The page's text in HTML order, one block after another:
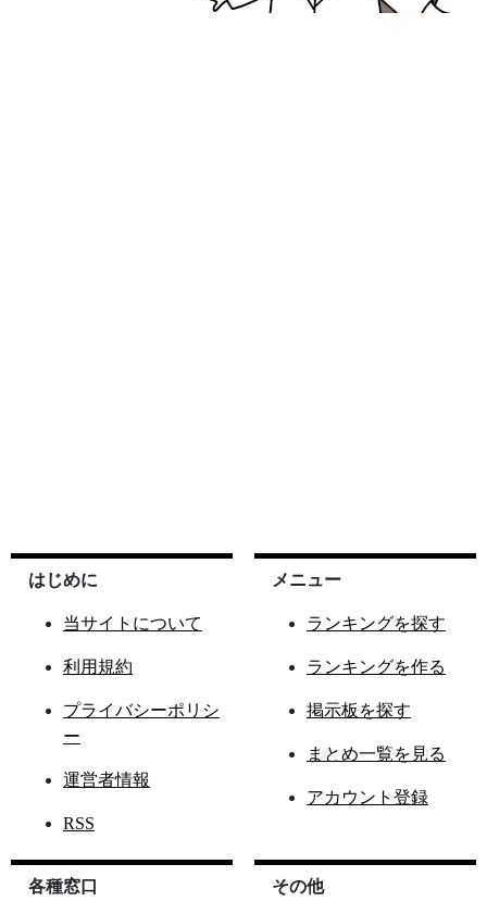
はじめに
当サイトについて
利用規約
プライバシーポリシ
ー
運営者情報
RSS
メニュー
ランキングを探す
ランキングを作る
掲示板を探す
まとめ一覧を見る
アカウント登録
各種窓口 その他